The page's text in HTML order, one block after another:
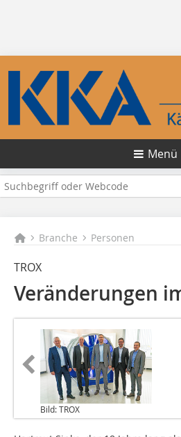
Menü
Branche Personen
TROX
Veränderungen
Bild: TROX